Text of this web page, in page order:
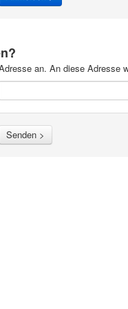
an. An diese